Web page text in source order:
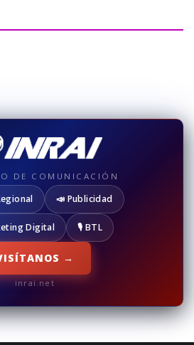
DE COMUNICACIÓN
📣 Publicidad
Digital 🎙️ BTL
→
inrai.net